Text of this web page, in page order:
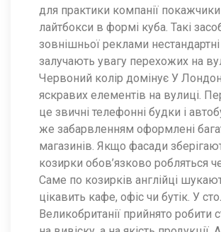
для практики компанії покажчики
лайтбокси в формі куба. Такі
зовнішньої реклами
залучають увагу перехожих на
Червоний колір домінує У
яскравих елементів на вулиці.
це звичні телефонні будки і
же забарвленням оформлені
магазинів. Якщо фасади
козирки обов’язково робляться
Саме по козирків англійці
цікавить кафе, офіс чи бутік. У
Великобританії прийнято робити